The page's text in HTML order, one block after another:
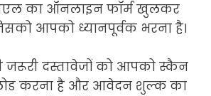
का ऑनलाइन फॉर्म खुलकर
आपको ध्यानपूर्वक भरना है।
जरूरी दस्तावेजों को आपको स्कैन
करना है और आवेदन शुल्क का